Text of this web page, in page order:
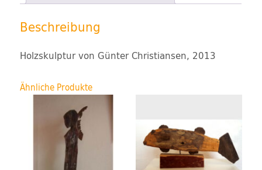
Beschreibung
Holzskulptur von Günter Christiansen, 2013
Ähnliche Produkte